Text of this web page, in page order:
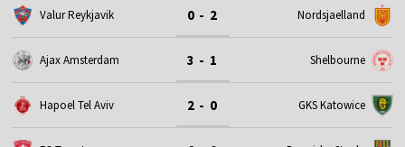
Valur Reykjavik 0 - 2 Nordsjaelland
Ajax Amsterdam 3 - 1 Shelbourne
Hapoel Tel Aviv 2 - 0 GKS Katowice